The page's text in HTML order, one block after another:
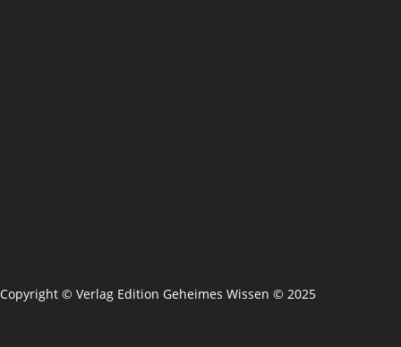
Copyright © Verlag Edition Geheimes Wissen © 2025